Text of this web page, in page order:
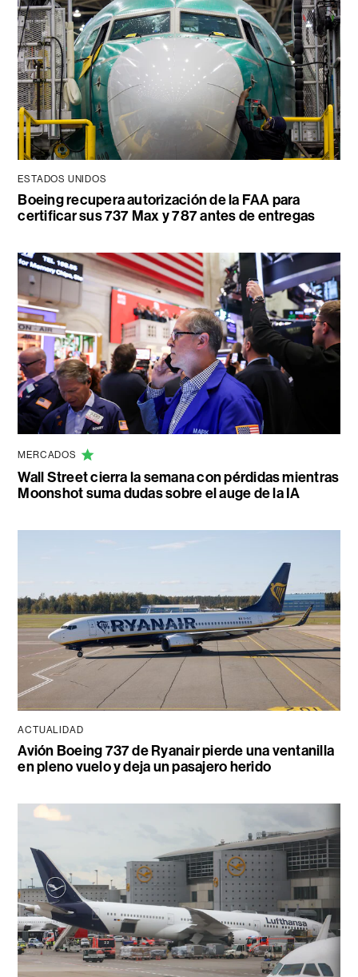
ESTADOS UNIDOS
Boeing recupera autorización de la FAA para
certificar sus 737 Max y 787 antes de entregas
MERCADOS
Wall Street cierra la semana con pérdidas mientras
Moonshot suma dudas sobre el auge de la IA
ACTUALIDAD
Avión Boeing 737 de Ryanair pierde una ventanilla
en pleno vuelo y deja un pasajero herido